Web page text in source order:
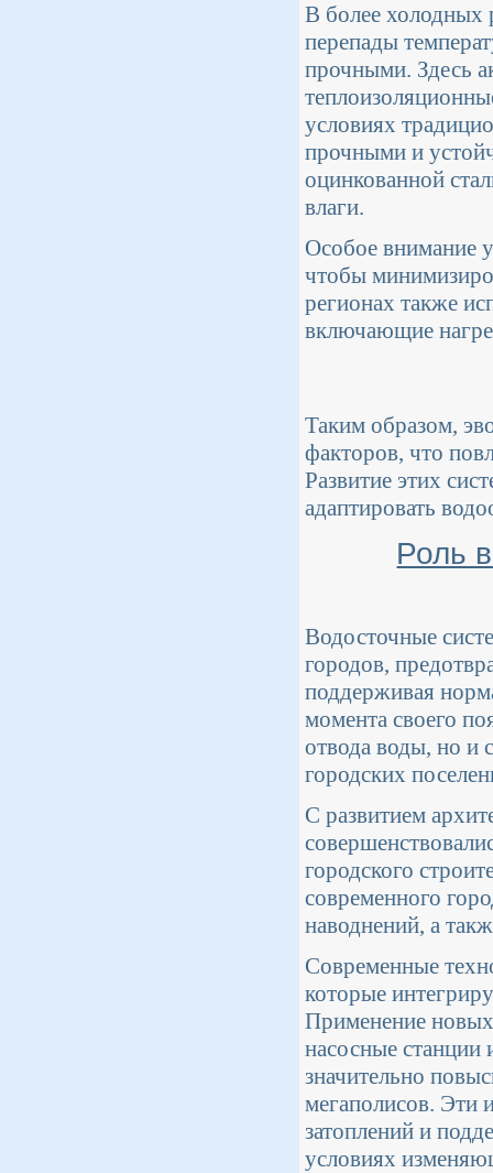
В более холодных
перепады
прочными. Здесь
условиях
прочными и
оцинкованной
влаги.
Особое внимание
чтобы
регионах также
включающие
Таким образом,
факторов, что
Развитие этих
адаптировать
Роль
Водосточные
городов,
поддерживая
момента своего
отвода воды, но и
городских
С развитием
городского
современного
наводнений, а
Современные
которые
Применение
насосные станции
значительно
мегаполисов. Эти
затоплений и
условиях